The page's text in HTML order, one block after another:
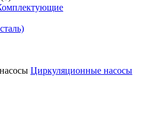
Циркуляционные насосы